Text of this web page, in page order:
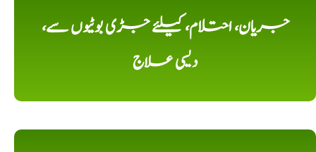
جریان، احتلام، کیلئے جڑی بوٹیوں سے،
دیسی علاج